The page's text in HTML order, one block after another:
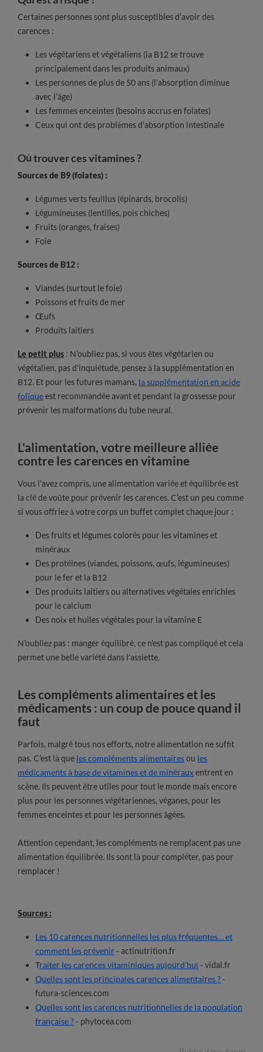
Certaines personnes sont plus susceptibles d'avoir des
carences :
Les végétariens et végétaliens (la B12 se trouve
principalement dans les produits animaux)
Les personnes de plus de 50 ans (l'absorption diminue
avec l'âge)
Les femmes enceintes (besoins accrus en folates)
Ceux qui ont des problèmes d'absorption intestinale
Où trouver ces vitamines ?
Sources de B9 (folates) :
Légumes verts feuillus (épinards, brocolis)
Légumineuses (lentilles, pois chiches)
Fruits (oranges, fraises)
Foie
Sources de B12 :
Viandes (surtout le foie)
Poissons et fruits de mer
Œufs
Produits laitiers
Le petit plus : N'oubliez pas, si vous êtes végétarien ou
végétalien, pas d’inquiétude, pensez à la supplémentation en
B12. Et pour les futures mamans, la supplémentation en acide
foliqueest recommandée avant et pendant la grossesse pour
prévenir les malformations du tube neural.
L'alimentation, votre meilleure alliée
contre les carences en vitamine
Vous l'avez compris, une alimentation variée et équilibrée est
la clé de voûte pour prévenir les carences. C'est un peu comme
si vous offriez à votre corps un buffet complet chaque jour :
Des fruits et légumes colorés pour les vitamines et
minéraux
Des protéines (viandes, poissons, œufs, légumineuses)
pour le fer et la B12
Des produits laitiers ou alternatives végétales enrichies
pour le calcium
Des noix et huiles végétales pour la vitamine E
N'oubliez pas : manger équilibré, ce n'est pas compliqué et cela
permet une belle variété dans l’assiette.
Les compléments alimentaires et les
médicaments : un coup de pouce quand il
faut
Parfois, malgré tous nos efforts, notre alimentation ne suffit
pas. C'est là que les compléments alimentairesou les
médicaments à base de vitamines et de minérauxentrent en
scène. Ils peuvent être utiles pour tout le monde mais encore
plus pour les personnes végétariennes, véganes, pour les
femmes enceintes et pour les personnes âgées.
Attention cependant, les compléments ne remplacent pas une
alimentation équilibrée. Ils sont là pour compléter, pas pour
remplacer !
Sources :
Les 10 carences nutritionnelles les plus fréquentes… et
comment les prévenir - actinutrition.fr
Traiter les carences vitaminiques aujourd’hui - vidal.fr
Quelles sont les principales carences alimentaires ? -
futura-sciences.com
Quelles sont les carences nutritionnelles de la population
française ? - phytocea.com